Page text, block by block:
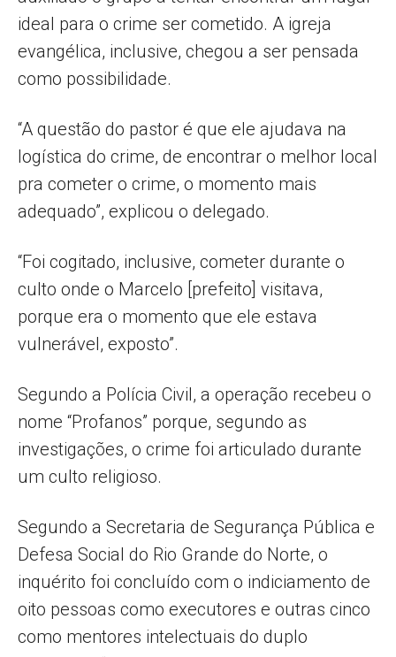
ideal para o crime ser cometido. A igreja
evangélica, inclusive, chegou a ser pensada
como possibilidade.
“A questão do pastor é que ele ajudava na
logística do crime, de encontrar o melhor local
pra cometer o crime, o momento mais
adequado”, explicou o delegado.
“Foi cogitado, inclusive, cometer durante o
culto onde o Marcelo [prefeito] visitava,
porque era o momento que ele estava
vulnerável, exposto”.
Segundo a Polícia Civil, a operação recebeu o
nome “Profanos” porque, segundo as
investigações, o crime foi articulado durante
um culto religioso.
Segundo a Secretaria de Segurança Pública e
Defesa Social do Rio Grande do Norte, o
inquérito foi concluído com o indiciamento de
oito pessoas como executores e outras cinco
como mentores intelectuais do duplo